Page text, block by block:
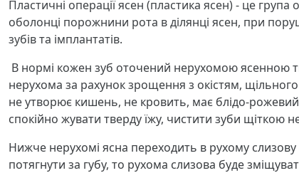
Пластичні операції ясен (пластика ясен) - це
оболонці порожнини рота в ділянці ясен, при
зубів та імплантатів.
В нормі кожен зуб оточений нерухомою ясенною
нерухома за рахунок зрощення з окістям,
не утворює кишень, не кровить, має блідо-
спокійно жувати тверду їжу, чистити зуби
Нижче нерухомі ясна переходить в рухому
потягнути за губу, то рухома слизова буде